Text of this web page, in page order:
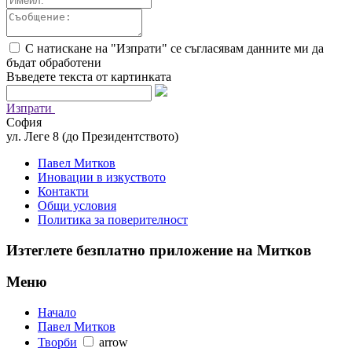
С натискане на "Изпрати" се съгласявам данните ми да
бъдат обработени
Въведете текста от картинката
Изпрати
София
ул. Леге 8 (до Президентството)
Павел Митков
Иновации в изкуството
Контакти
Общи условия
Политика за поверителност
Изтеглете безплатно приложение на Митков
Меню
Начало
Павел Митков
Творби
arrow